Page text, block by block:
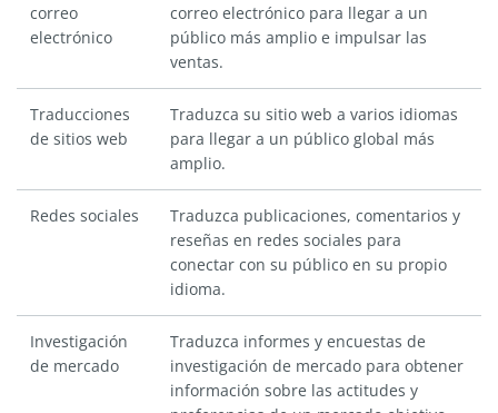
correo
electrónico
correo electrónico para llegar a un
público más amplio e impulsar las
ventas.
Traducciones
de sitios web
Traduzca su sitio web a varios idiomas
para llegar a un público global más
amplio.
Redes sociales
Traduzca publicaciones, comentarios y
reseñas en redes sociales para
conectar con su público en su propio
idioma.
Investigación
de mercado
Traduzca informes y encuestas de
investigación de mercado para obtener
información sobre las actitudes y